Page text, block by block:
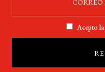
Acepto la